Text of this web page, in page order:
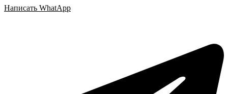
Написать WhatApp